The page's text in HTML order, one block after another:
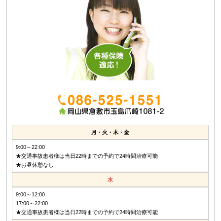
月・火・木・金
9:00～22:00
★交通事故患者様は当日22時までの予約で24時間治療可能
★お昼休憩なし
水
9:00～12:00
17:00～22:00
★交通事故患者様は当日22時までの予約で24時間治療可能